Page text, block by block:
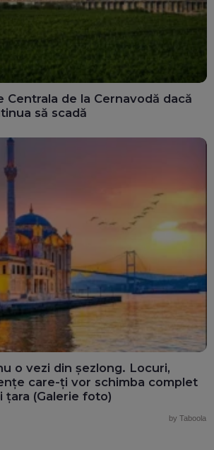
Centrala de la Cernavodă dacă
să scadă
o vezi din șezlong. Locuri,
care-ți vor schimba complet
țara (Galerie foto)
by Taboola